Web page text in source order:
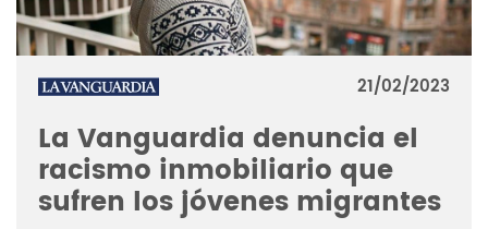
21/02/2023
La Vanguardia denuncia el
racismo inmobiliario que
sufren los jóvenes migrantes